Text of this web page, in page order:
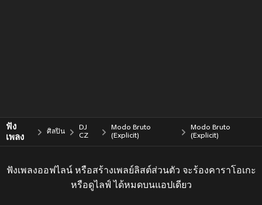
ฟัง
เพลง
ศิลปิน
DJ
CZ
Modo Bruto
(Explicit)
Modo Bruto
(Explicit)
ฟังเพลงออฟไลน์ หรือสร้างเพลย์ลิสต์ส่วนตัว จะร้องคาราโอเกะ
หรือดูไลฟ์ ได้หมดบนแอปเดียว